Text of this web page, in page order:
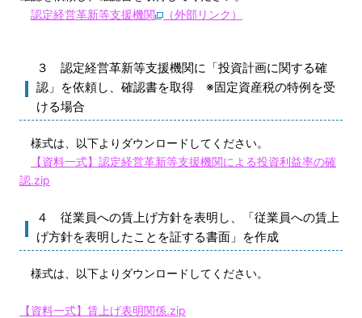
認定経営革新等支援機関
（外部リンク）
３ 認定経営革新等支援機関に「投資計画に関する確
認」を依頼し、確認書を取得 ※固定資産税の特例を受
ける場合
様式は、以下よりダウンロードしてください。
【資料一式】認定経営革新等支援機関による投資利益率の確
認.zip
４ 従業員への賃上げ方針を表明し、「従業員への賃上
げ方針を表明したことを証する書面」を作成
様式は、以下よりダウンロードしてください。
【資料一式】賃上げ表明関係.zip